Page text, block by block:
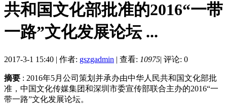
共和国文化部批准的2016“一带
一路”文化发展论坛 ...
2017-3-1 15:40 | 作者: gszgadmin | 查看: 10975| 评论: 0
摘要 : 2016年5月公司策划并承办由中华人民共和国文化部批
准，中国文化传媒集团和深圳市委宣传部联合主办的2016“一
带一路”文化发展论坛。